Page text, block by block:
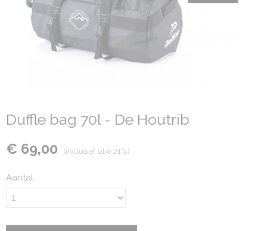
Duffle bag 70l - De Houtrib
€ 69,00 (inclusief btw 21%)
Aantal